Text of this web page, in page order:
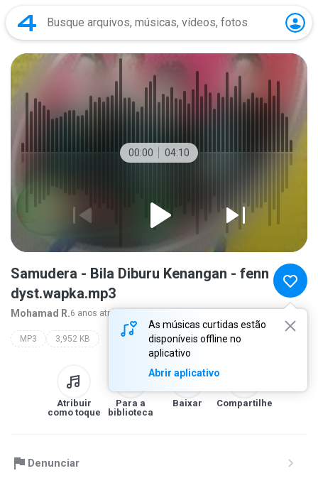
00:00 04:10
As músicas curtidas estão
disponíveis offline no
aplicativo
Abrir aplicativo
Samudera - Bila Diburu Kenangan - fenn
dyst.wapka.mp3
Mohamad R.6 anos atrás
MP3 3,952 KB
Atribuir
como toque
Para a
biblioteca
Baixar Compartilhe
Denunciar